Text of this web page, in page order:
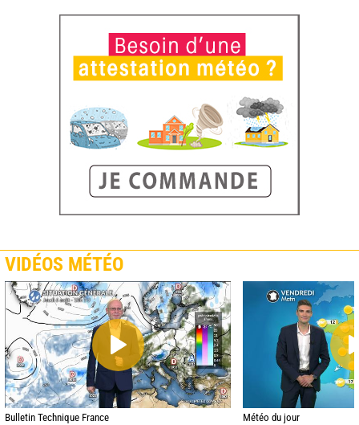
VIDÉOS MÉTÉO
Bulletin Technique France Météo du jour